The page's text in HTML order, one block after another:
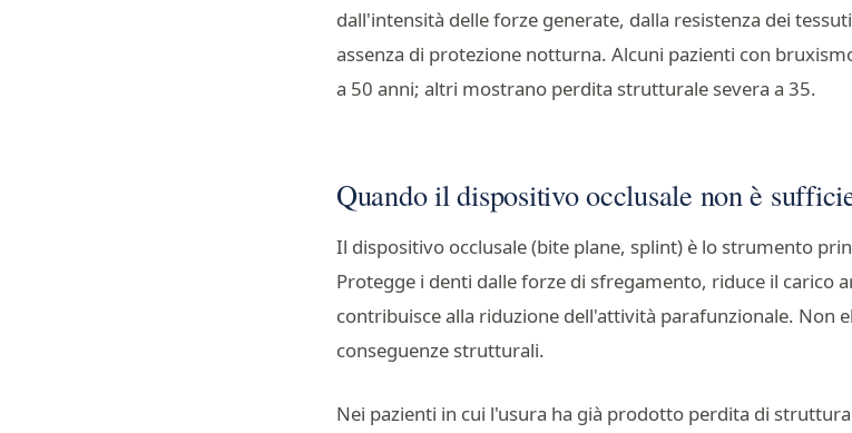
dall'intensità delle forze generate, dalla resistenza dei
assenza di protezione notturna. Alcuni pazienti con
a 50 anni; altri mostrano perdita strutturale severa a 35.
Quando il dispositivo occlusale non è
Il dispositivo occlusale (bite plane, splint) è lo strumento
Protegge i denti dalle forze di sfregamento, riduce il carico
contribuisce alla riduzione dell'attività parafunzionale. Non
conseguenze strutturali.
Nei pazienti in cui l'usura ha già prodotto perdita di